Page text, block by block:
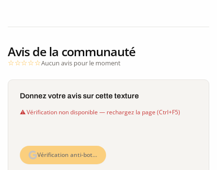
Avis de la communauté
Aucun avis pour le moment
Donnez votre avis sur cette texture
Vérification non disponible — rechargez la page (Ctrl+F5)
Vérification anti-bot…